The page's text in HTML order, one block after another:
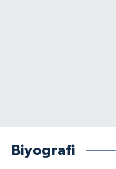
Biyografi